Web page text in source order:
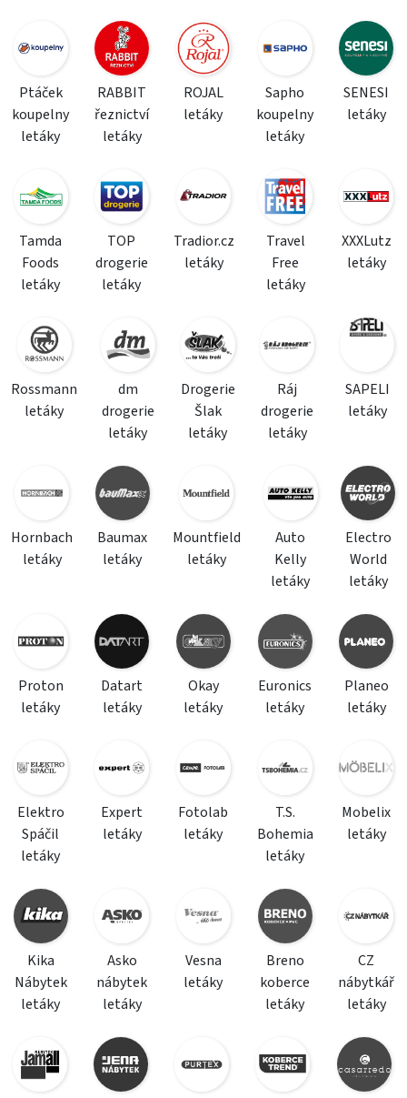
Ptáček
koupelny
letáky
RABBIT
řeznictví
letáky
ROJAL
letáky
Sapho
koupelny
letáky
SENESI
letáky
Tamda
Foods
letáky
TOP
drogerie
letáky
Tradior.cz
letáky
Travel
Free
letáky
XXXLutz
letáky
Rossmann
letáky
dm
drogerie
letáky
Drogerie
Šlak
letáky
Ráj
drogerie
letáky
SAPELI
letáky
Hornbach
letáky
Baumax
letáky
Mountfield
letáky
Auto
Kelly
letáky
Electro
World
letáky
Proton
letáky
Datart
letáky
Okay
letáky
Euronics
letáky
Planeo
letáky
Elektro
Spáčil
letáky
Expert
letáky
Fotolab
letáky
T.S.
Bohemia
letáky
Mobelix
letáky
Kika
Nábytek
letáky
Asko
nábytek
letáky
Vesna
letáky
Breno
koberce
letáky
CZ
nábytkář
letáky